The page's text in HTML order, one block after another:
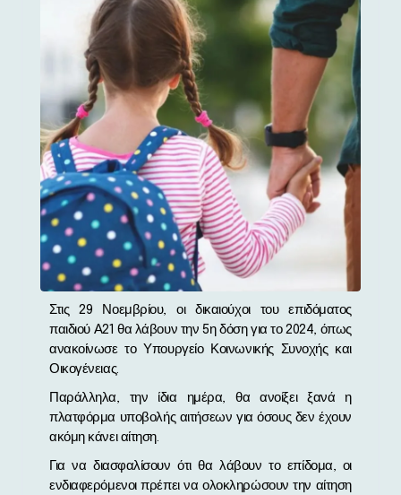
Στις 29 Νοεμβρίου, οι δικαιούχοι του επιδόματος
παιδιού Α21 θα λάβουν την 5η δόση για το 2024, όπως
ανακοίνωσε το Υπουργείο Κοινωνικής Συνοχής και
Οικογένειας.
Παράλληλα, την ίδια ημέρα, θα ανοίξει ξανά η
πλατφόρμα υποβολής αιτήσεων για όσους δεν έχουν
ακόμη κάνει αίτηση.
Για να διασφαλίσουν ότι θα λάβουν το επίδομα, οι
ενδιαφερόμενοι πρέπει να ολοκληρώσουν την αίτηση